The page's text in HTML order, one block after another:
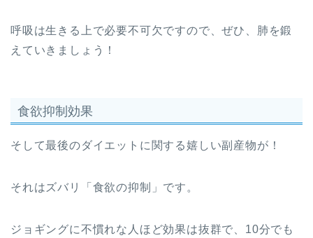
呼吸は生きる上で必要不可欠ですので、ぜひ、肺を鍛
えていきましょう！
食欲抑制効果
そして最後のダイエットに関する嬉しい副産物が！
それはズバリ「食欲の抑制」です。
ジョギングに不慣れな人ほど効果は抜群で、10分でも